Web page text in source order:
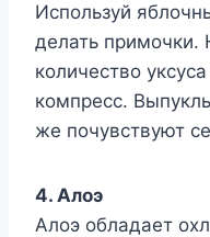
Используй
делать примочки.
количество
компресс.
же почувствуют
4. Алоэ
Алоэ обладает